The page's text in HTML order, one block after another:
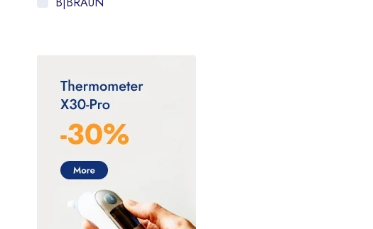
Bruluagsa
Bruluart
Checkatek
CSL Behring
Dilon diagnostics